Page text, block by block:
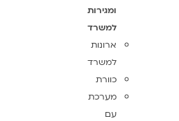
ומגירות
למשרד
ארונות
למשרד
כוורת
מערכת
עם